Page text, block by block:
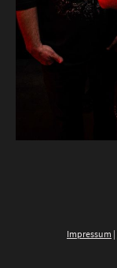
Impressum |